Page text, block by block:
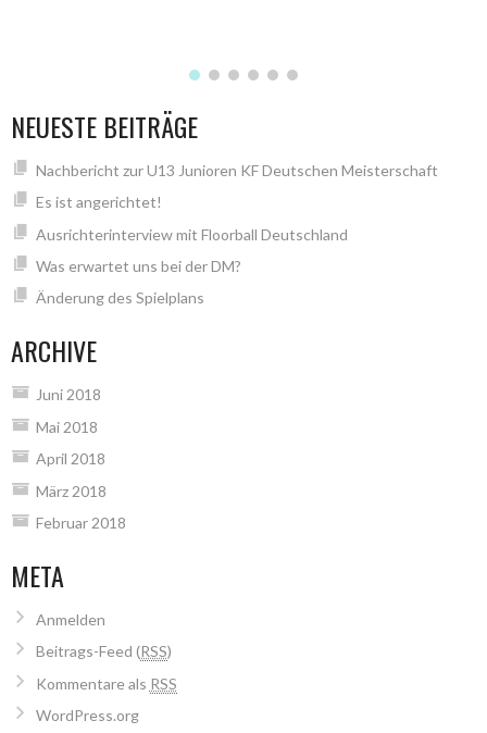
NEUESTE BEITRÄGE
Nachbericht zur U13 Junioren KF Deutschen Meisterschaft
Es ist angerichtet!
Ausrichterinterview mit Floorball Deutschland
Was erwartet uns bei der DM?
Änderung des Spielplans
ARCHIVE
Juni 2018
Mai 2018
April 2018
März 2018
Februar 2018
META
Anmelden
Beitrags-Feed (RSS)
Kommentare als RSS
WordPress.org